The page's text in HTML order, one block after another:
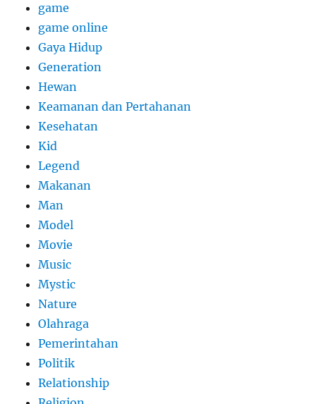
game
game online
Gaya Hidup
Generation
Hewan
Keamanan dan Pertahanan
Kesehatan
Kid
Legend
Makanan
Man
Model
Movie
Music
Mystic
Nature
Olahraga
Pemerintahan
Politik
Relationship